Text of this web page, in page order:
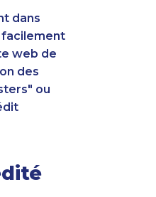
dans
facilement
web de
des
ou